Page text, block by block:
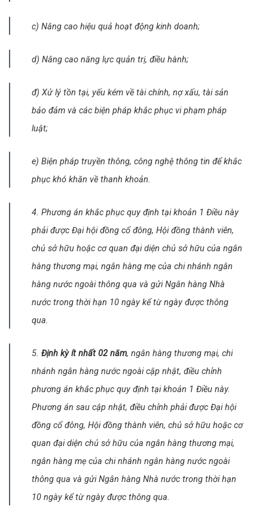
c) Nâng cao hiệu quả hoạt động kinh doanh;
d) Nâng cao năng lực quản trị, điều hành;
đ) Xử lý tồn tại, yếu kém về tài chính, nợ xấu, tài sản
bảo đảm và các biện pháp khắc phục vi phạm pháp
luật;
e) Biện pháp truyền thông, công nghệ thông tin để khắc
phục khó khăn về thanh khoản.
4. Phương án khắc phục quy định tại khoản 1 Điều này
phải được Đại hội đồng cổ đông, Hội đồng thành viên,
chủ sở hữu hoặc cơ quan đại diện chủ sở hữu của ngân
hàng thương mại, ngân hàng mẹ của chi nhánh ngân
hàng nước ngoài thông qua và gửi Ngân hàng Nhà
nước trong thời hạn 10 ngày kể từ ngày được thông
qua.
5. Định kỳ ít nhất 02 năm, ngân hàng thương mại, chi
nhánh ngân hàng nước ngoài cập nhật, điều chỉnh
phương án khắc phục quy định tại khoản 1 Điều này.
Phương án sau cập nhật, điều chỉnh phải được Đại hội
đồng cổ đông, Hội đồng thành viên, chủ sở hữu hoặc cơ
quan đại diện chủ sở hữu của ngân hàng thương mại,
ngân hàng mẹ của chi nhánh ngân hàng nước ngoài
thông qua và gửi Ngân hàng Nhà nước trong thời hạn
10 ngày kể từ ngày được thông qua.